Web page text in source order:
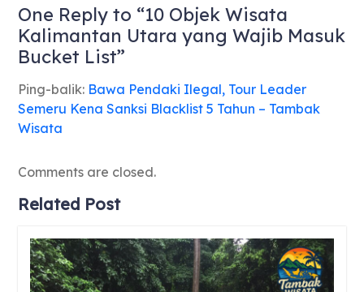
One Reply to “10 Objek Wisata
Kalimantan Utara yang Wajib Masuk
Bucket List”
Ping-balik: Bawa Pendaki Ilegal, Tour Leader
Semeru Kena Sanksi Blacklist 5 Tahun – Tambak
Wisata
Comments are closed.
Related Post